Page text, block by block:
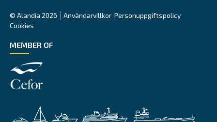
© Alandia 2026 Användarvillkor Personuppgiftspolicy
Cookies
MEMBER OF